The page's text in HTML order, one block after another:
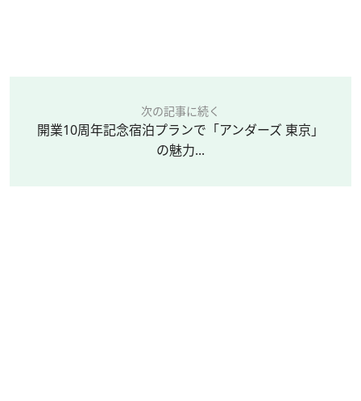
次の記事に続く
開業10周年記念宿泊プランで「アンダーズ 東京」
の魅力...